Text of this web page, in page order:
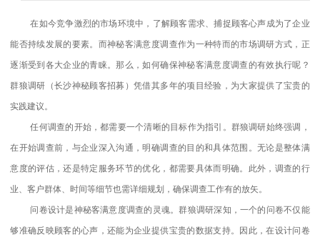
在如今竞争激烈的市场环境中，了解顾客需求、捕捉顾客心声成为了企业
能否持续发展的要素。而神秘客满意度调查作为一种特而的市场调研方式，正
逐渐受到各大企业的青睐。那么，如何确保神秘客满意度调查的有效执行呢？
群狼调研（长沙神秘顾客招募）凭借其多年的项目经验，为大家提供了宝贵的
实践建议。
任何调查的开始，都需要一个清晰的目标作为指引。群狼调研始终强调，
在开始调查前，与企业深入沟通，明确调查的目的和具体范围。无论是整体满
意度的评估，还是特定服务环节的优化，都需要具体而明确。此外，调查的行
业、客户群体、时间等细节也需详细规划，确保调查工作有的放矢。
问卷设计是神秘客满意度调查的灵魂。群狼调研深知，一个的问卷不仅能
够准确反映顾客的心声，还能为企业提供宝贵的数据支持。因此，在设计问卷